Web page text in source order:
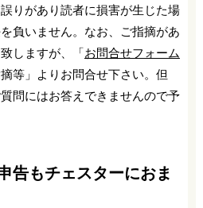
りがあり読者に損害が生じた場
負いません。なお、ご指摘があ
しますが、「お問合せフォーム
等」よりお問合せ下さい。但
問にはお答えできませんので予
告もチェスターにおま